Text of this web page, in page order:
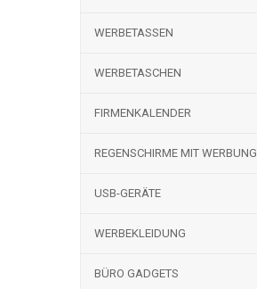
WERBETASSEN
WERBETASCHEN
FIRMENKALENDER
REGENSCHIRME MIT WERBUNG
USB-GERÄTE
WERBEKLEIDUNG
BÜRO GADGETS